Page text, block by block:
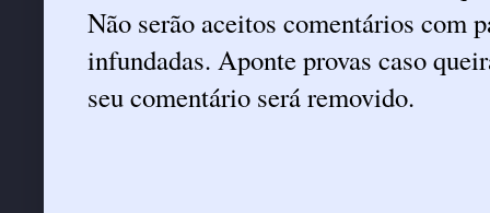
Não serão aceitos comentários com
infundadas. Aponte provas caso
seu comentário será removido.